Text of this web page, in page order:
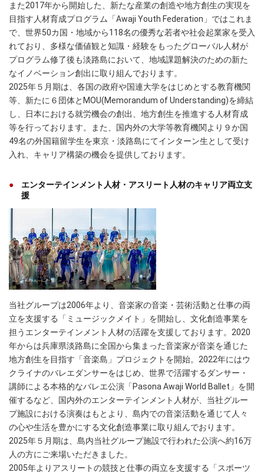
また2017年から開始した、新たな産業の創造や地方創生の実現を
目指す人材育成プログラム「Awaji Youth Federation」ではこれま
で、世界50カ国・地域から118名の優秀な若者や社会起業家を受入
れており、多様な価値観と知識・経験をもったグローバル人材が
プログラム修了後も淡路島において、地域課題解決のための新た
なイノベーション創出に取り組んでおります。
2025年５月期は、各国の政府や国連大学をはじめとする教育機関
等、新たに６団体とMOU(Memorandum of Understanding)を締結
し、日本における就労機会の創出、地方創生を推進する人材育成
等を行っております。また、国内外の大学等教育機関より９か国
49名の外国籍留学生を東京・淡路島にてインターン生として受け
入れ、キャリア構築の機会を提供しております。
エンターテインメント人材・アスリート人材のキャリア両立支
援
当社グループは2006年より、音楽家の音楽・芸術活動と仕事の両
立を支援する「ミュージックメイト」を開始し、文化創造事業を
担うエンターテインメント人材の活躍を支援しております。2020
年からは兵庫県淡路島に全国から集まった音楽家が音楽を通じた
地方創生を目指す「音楽島」プロジェクトを開始。2022年にはウ
クライナのバレエダンサーをはじめ、世界で活躍するダンサー・
講師による本格的なバレエ公演「Pasona Awaji World Ballet」を開
催するなど、国内外のエンターテインメント人材が、当社グルー
プ施設における演奏はもとより、島内での音楽活動を通じて人々
の心や生活を豊かにする文化創造事業に取り組んでおります。
2025年５月期は、島内当社グループ施設で行われた公演へ約16万
人の方にご来場いただきました。
2005年よりアスリートの競技と仕事の両立を支援する「スポーツ